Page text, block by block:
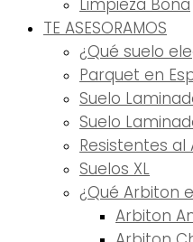
Limpieza Bona
TE ASESORAMOS
¿Qué suelo
Parquet en
Suelo
Suelo
Resistentes al
Suelos XL
¿Qué Arbiton
Arbiton